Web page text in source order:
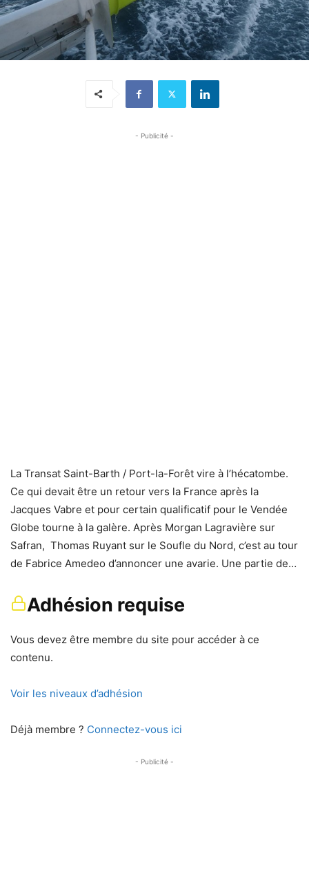
- Publicité -
La Transat Saint-Barth / Port-la-Forêt vire à l’hécatombe.
Ce qui devait être un retour vers la France après la
Jacques Vabre et pour certain qualificatif pour le Vendée
Globe tourne à la galère. Après Morgan Lagravière sur
Safran, Thomas Ruyant sur le Soufle du Nord, c’est au tour
de Fabrice Amedeo d’annoncer une avarie. Une partie de…
Adhésion requise
Vous devez être membre du site pour accéder à ce
contenu.
Voir les niveaux d’adhésion
Déjà membre ? Connectez-vous ici
- Publicité -